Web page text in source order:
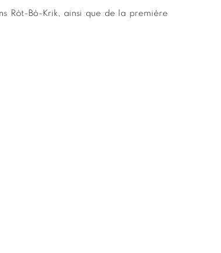
Ròt-Bò-Krik, ainsi que de la première